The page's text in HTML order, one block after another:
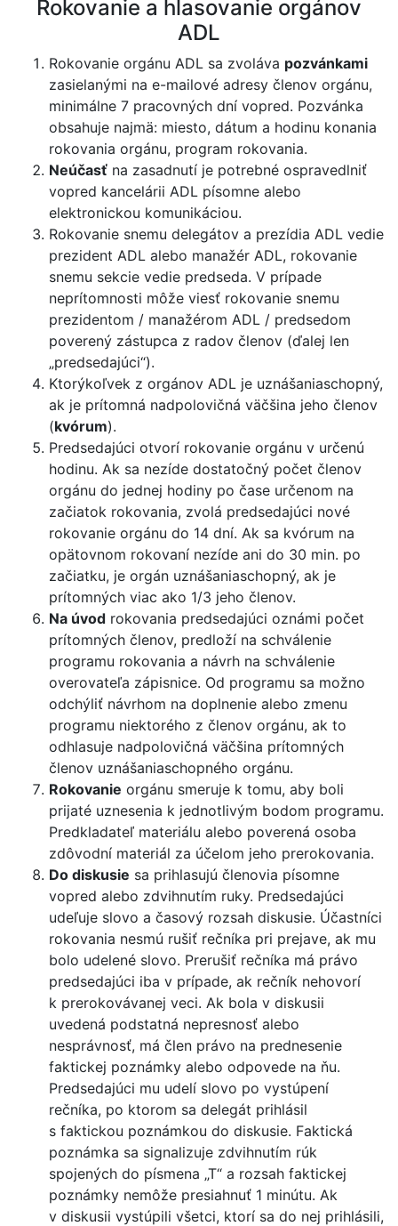
Rokovanie a hlasovanie orgánov
ADL
Rokovanie orgánu ADL sa zvoláva pozvánkami
zasielanými na e-mailové adresy členov orgánu,
minimálne 7 pracovných dní vopred. Pozvánka
obsahuje najmä: miesto, dátum a hodinu konania
rokovania orgánu, program rokovania.
Neúčasť na zasadnutí je potrebné ospravedlniť
vopred kancelárii ADL písomne alebo
elektronickou komunikáciou.
Rokovanie snemu delegátov a prezídia ADL vedie
prezident ADL alebo manažér ADL, rokovanie
snemu sekcie vedie predseda. V prípade
neprítomnosti môže viesť rokovanie snemu
prezidentom / manažérom ADL / predsedom
poverený zástupca z radov členov (ďalej len
„predsedajúci“).
Ktorýkoľvek z orgánov ADL je uznášaniaschopný,
ak je prítomná nadpolovičná väčšina jeho členov
(kvórum).
Predsedajúci otvorí rokovanie orgánu v určenú
hodinu. Ak sa nezíde dostatočný počet členov
orgánu do jednej hodiny po čase určenom na
začiatok rokovania, zvolá predsedajúci nové
rokovanie orgánu do 14 dní. Ak sa kvórum na
opätovnom rokovaní nezíde ani do 30 min. po
začiatku, je orgán uznášaniaschopný, ak je
prítomných viac ako 1/3 jeho členov.
Na úvod rokovania predsedajúci oznámi počet
prítomných členov, predloží na schválenie
programu rokovania a návrh na schválenie
overovateľa zápisnice. Od programu sa možno
odchýliť návrhom na doplnenie alebo zmenu
programu niektorého z členov orgánu, ak to
odhlasuje nadpolovičná väčšina prítomných
členov uznášaniaschopného orgánu.
Rokovanie orgánu smeruje k tomu, aby boli
prijaté uznesenia k jednotlivým bodom programu.
Predkladateľ materiálu alebo poverená osoba
zdôvodní materiál za účelom jeho prerokovania.
Do diskusie sa prihlasujú členovia písomne
vopred alebo zdvihnutím ruky. Predsedajúci
udeľuje slovo a časový rozsah diskusie. Účastníci
rokovania nesmú rušiť rečníka pri prejave, ak mu
bolo udelené slovo. Prerušiť rečníka má právo
predsedajúci iba v prípade, ak rečník nehovorí
k prerokovávanej veci. Ak bola v diskusii
uvedená podstatná nepresnosť alebo
nesprávnosť, má člen právo na prednesenie
faktickej poznámky alebo odpovede na ňu.
Predsedajúci mu udelí slovo po vystúpení
rečníka, po ktorom sa delegát prihlásil
s faktickou poznámkou do diskusie. Faktická
poznámka sa signalizuje zdvihnutím rúk
spojených do písmena „T“ a rozsah faktickej
poznámky nemôže presiahnuť 1 minútu. Ak
v diskusii vystúpili všetci, ktorí sa do nej prihlásili,